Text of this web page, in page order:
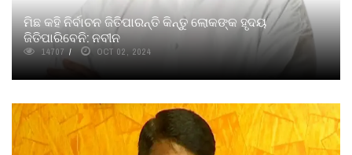
ମିଛ କହି ନିର୍ବାଚନ ଜିତିପାରନ୍ତି କିନ୍ତୁ ଲୋକଙ୍କ ହୃଦୟ
ଜିତିପାରିବେନି: ନବୀନ
14707 OCT 02, 2024